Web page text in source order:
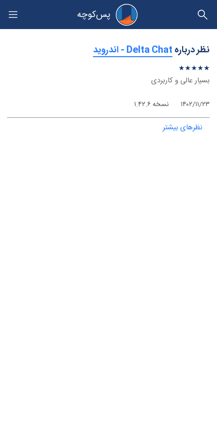
پس‌کوچه
حریم خصوصی
نظر درباره‫Delta Chat - اندروید
★★★★★
★
★
★
★
★
بسیار عالی و کاربردی
۱۴۰۲/۱۱/۲۳ نسخه ۱.۴۲.۶
نظرهای بیشتر